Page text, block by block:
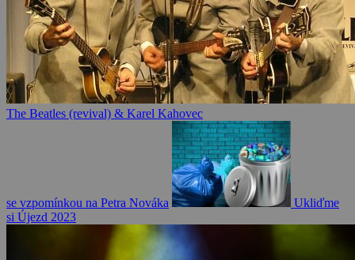
The Beatles (revival) & Karel Kahovec
se vzpomínkou na Petra Nováka
Ukliďme
si Újezd 2023